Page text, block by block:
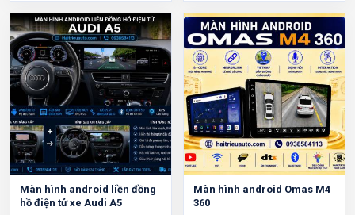
Màn hình android liền đồng
hồ điện tử xe Audi A5
Màn hình android Omas M4
360